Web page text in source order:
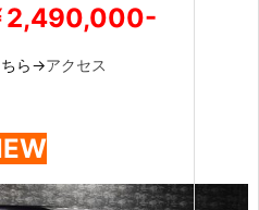
2,490,000-
ちら→アクセス